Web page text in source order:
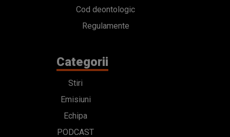
Cod deontologic
Regulamente
Categorii
Stiri
Emisiuni
Echipa
PODCAST